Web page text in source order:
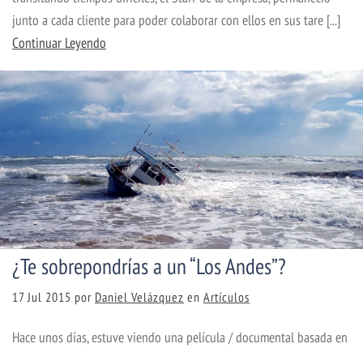
junto a cada cliente para poder colaborar con ellos en sus tare [...]
Continuar Leyendo
¿Te sobrepondrías a un “Los Andes”?
17 Jul 2015 por Daniel Velázquez en Artículos
Hace unos días, estuve viendo una película / documental basada en